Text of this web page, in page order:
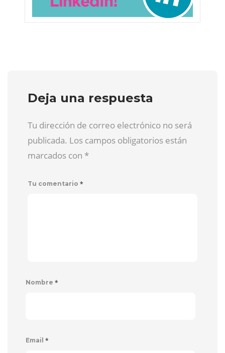
Deja una respuesta
Tu dirección de correo electrónico no será
publicada. Los campos obligatorios están
marcados con *
Tu comentario *
Nombre *
Email *